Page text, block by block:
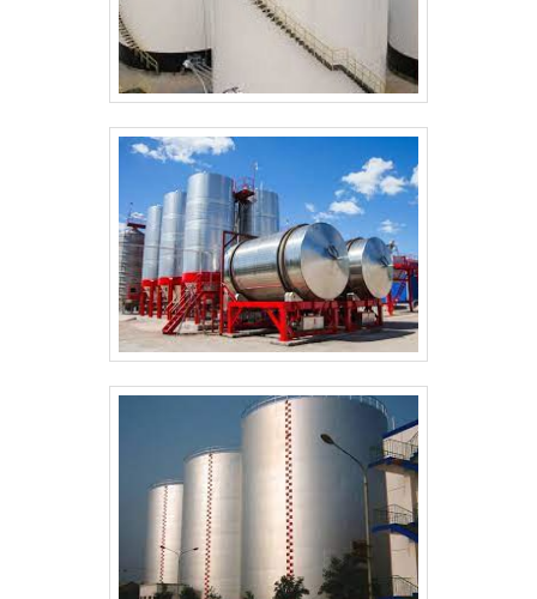
qualidade quando o assunto for vasos de pressão.
Prezando pelo que há de mais moderno, traz
inovações e variedades em caldeira a lenha e
secador de madeira.É reconhecida por ser
comprometida em atender com muita eficiência e
responsabilidade seus clientes e colaboradores e
segura, padrões alcançados por conter escritório
de alta qualidade onde são realizadas as atividades
e tecnologia de ponta. Tudo isso, unido a um time
com staff com mais de 200 profissionais
contratados diretamente e profissionais com vasta
experiência nas diversas áreas de atuação, fecha
carteira de clientes..